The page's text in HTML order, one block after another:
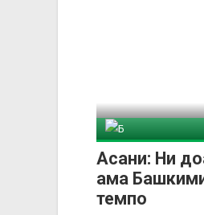
Асани: Ни
ама
темпо